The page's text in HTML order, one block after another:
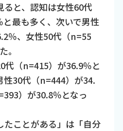
ると、認知は女性60代
と最も多く、次いで男性
％、女性50代（n=55
。
代（n=415）が36.9％と
性30代（n=444）が34.
）が30.8％となっ
ことがある」は「自分